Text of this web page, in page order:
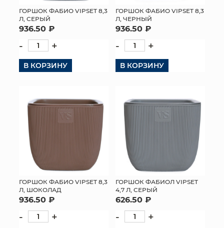
ГОРШОК ФАБИО VIPSET 8,3
Л, СЕРЫЙ
936.50 ₽
- +
В КОРЗИНУ
ГОРШОК ФАБИО VIPSET 8,3
Л, ЧЕРНЫЙ
936.50 ₽
- +
В КОРЗИНУ
ГОРШОК ФАБИО VIPSET 8,3
Л, ШОКОЛАД
936.50 ₽
- +
ГОРШОК ФАБИОЛ VIPSET
4,7 Л, СЕРЫЙ
626.50 ₽
- +